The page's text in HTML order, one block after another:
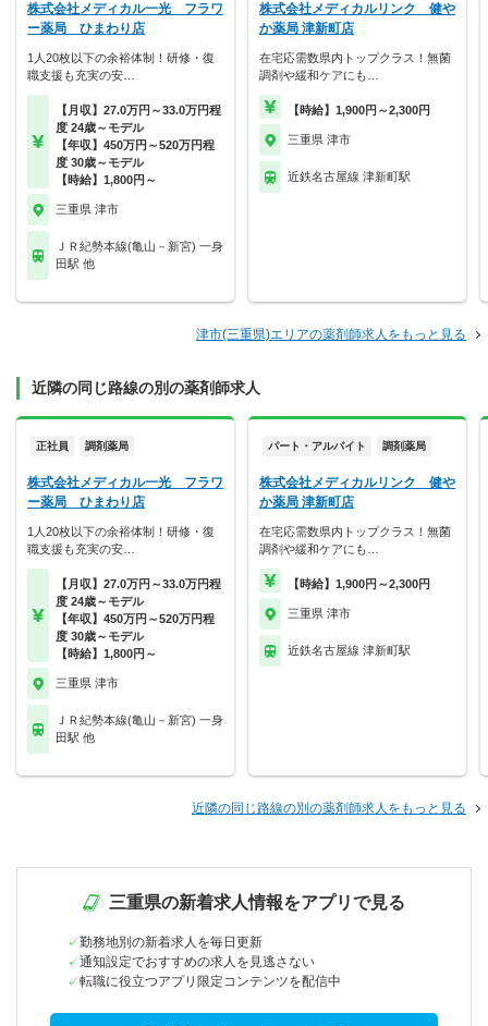
株式会社メディカル一光 フラワ
ー薬局 ひまわり店
1人20枚以下の余裕体制！研修・復
職支援も充実の安…
【月収】27.0万円～33.0万円程
度 24歳～モデル
【年収】450万円～520万円程
度 30歳～モデル
【時給】1,800円～
三重県 津市
ＪＲ紀勢本線(亀山－新宮) 一身
田駅 他
株式会社メディカルリンク 健や
か薬局 津新町店
在宅応需数県内トップクラス！無菌
調剤や緩和ケアにも…
【時給】1,900円～2,300円
三重県 津市
近鉄名古屋線 津新町駅
津市(三重県)エリアの薬剤師求人をもっと見る
近隣の同じ路線の別の薬剤師求人
正社員 調剤薬局
株式会社メディカル一光 フラワ
ー薬局 ひまわり店
1人20枚以下の余裕体制！研修・復
職支援も充実の安…
【月収】27.0万円～33.0万円程
度 24歳～モデル
【年収】450万円～520万円程
度 30歳～モデル
【時給】1,800円～
三重県 津市
ＪＲ紀勢本線(亀山－新宮) 一身
田駅 他
パート・アルバイト 調剤薬局
株式会社メディカルリンク 健や
か薬局 津新町店
在宅応需数県内トップクラス！無菌
調剤や緩和ケアにも…
【時給】1,900円～2,300円
三重県 津市
近鉄名古屋線 津新町駅
近隣の同じ路線の別の薬剤師求人をもっと見る
三重県の新着求人情報をアプリで見る
勤務地別の新着求人を毎日更新
通知設定でおすすめの求人を見逃さない
転職に役立つアプリ限定コンテンツを配信中